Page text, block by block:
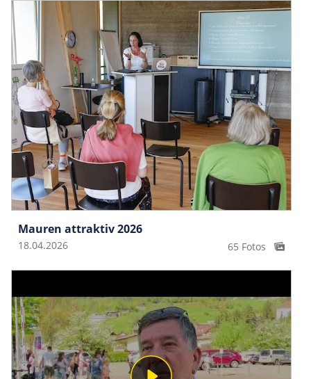
Mauren attraktiv 2026
18.04.2026 65 Fotos